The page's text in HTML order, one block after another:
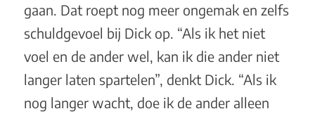
gaan. Dat roept nog meer ongemak en zelfs
schuldgevoel bij Dick op. “Als ik het niet
voel en de ander wel, kan ik die ander niet
langer laten spartelen”, denkt Dick. “Als ik
nog langer wacht, doe ik de ander alleen